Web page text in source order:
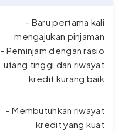
- Baru pertama kali
mengajukan pinjaman
- Peminjam dengan rasio
utang tinggi dan riwayat
kredit kurang baik
- Membutuhkan riwayat
kredit yang kuat